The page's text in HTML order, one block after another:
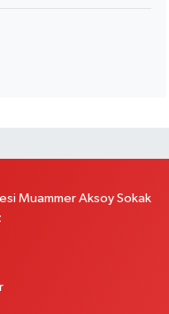
Muammer Aksoy Sokak